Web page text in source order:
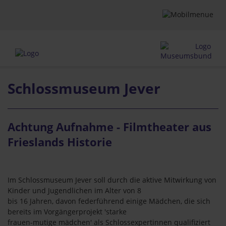
Schlossmuseum Jever
Achtung Aufnahme - Filmtheater aus
Frieslands Historie
Im Schlossmuseum Jever soll durch die aktive Mitwirkung von
Kinder und Jugendlichen im Alter von 8
bis 16 Jahren, davon federführend einige Mädchen, die sich
bereits im Vorgängerprojekt 'starke
frauen-mutige mädchen' als Schlossexpertinnen qualifiziert